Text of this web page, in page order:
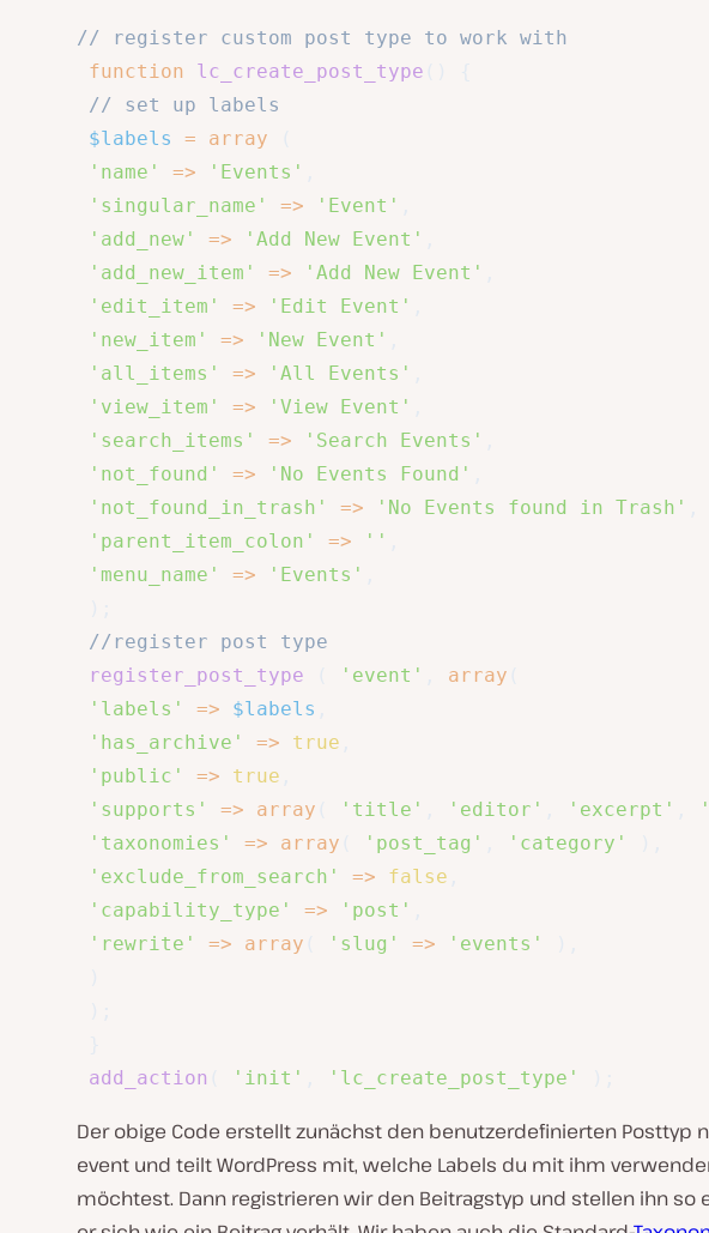
// register custom post type to work with
function
lc_create_post_type
// set up labels
$labels
= array
'name'
=> 'Events'
'singular_name'
=> 'Event'
'add_new'
=> 'Add New Event'
'add_new_item'
=> 'Add New Event'
'edit_item'
=> 'Edit Event'
'new_item'
=> 'New Event'
'all_items'
=> 'All Events'
'view_item'
=> 'View Event'
'search_items'
=> 'Search Events'
'not_found'
=> 'No Events Found'
'not_found_in_trash'
=> 'No Events found in Trash'
'parent_item_colon'
=> ''
'menu_name'
=> 'Events'
//register post type
register_post_type
'event' array
'labels'
=> $labels
'has_archive'
=> true
'public'
=> true
'supports'
=> array 'title' 'editor' 'excerpt'
'taxonomies'
=> array 'post_tag' 'category'
'exclude_from_search'
=> false
'capability_type'
=> 'post'
'rewrite'
=> array 'slug' => 'events'
add_action
'init' 'lc_create_post_type'
Der obige Code erstellt zunächst den benutzerdefinierten Posttyp
event und teilt WordPress mit, welche Labels du mit ihm
möchtest. Dann registrieren wir den Beitragstyp und stellen ihn so